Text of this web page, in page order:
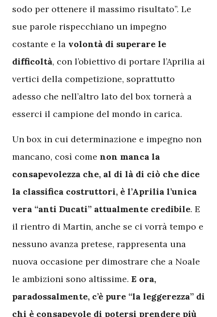
sodo per ottenere il massimo risultato”. Le
sue parole rispecchiano un impegno
costante e la volontà di superare le
difficoltà, con l’obiettivo di portare l’Aprilia ai
vertici della competizione, soprattutto
adesso che nell’altro lato del box tornerà a
esserci il campione del mondo in carica.
Un box in cui determinazione e impegno non
mancano, così come non manca la
consapevolezza che, al di là di ciò che dice
la classifica costruttori, è l’Aprilia l’unica
vera “anti Ducati” attualmente credibile. E
il rientro di Martin, anche se ci vorrà tempo e
nessuno avanza pretese, rappresenta una
nuova occasione per dimostrare che a Noale
le ambizioni sono altissime. E ora,
paradossalmente, c’è pure “la leggerezza” di
chi è consapevole di potersi prendere più